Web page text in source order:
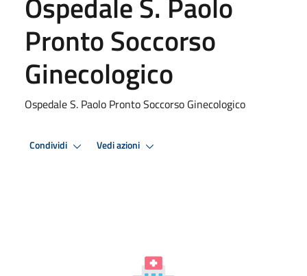
Pronto Soccorso
Ginecologico
Ospedale S. Paolo Pronto Soccorso Ginecologico
Condividi Vedi azioni